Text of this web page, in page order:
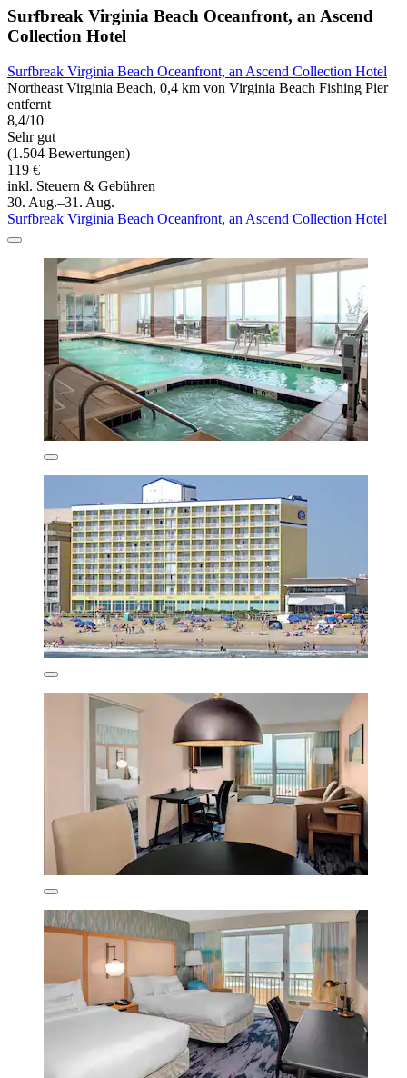
Surfbreak Virginia Beach Oceanfront, an Ascend
Collection Hotel
Surfbreak Virginia Beach Oceanfront, an Ascend Collection Hotel
Northeast Virginia Beach, 0,4 km von Virginia Beach Fishing Pier
entfernt
8,4/10
Sehr gut
(1.504 Bewertungen)
119 €
inkl. Steuern & Gebühren
30. Aug.–31. Aug.
Surfbreak Virginia Beach Oceanfront, an Ascend Collection Hotel